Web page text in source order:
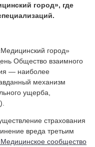
город», где
город»
Общество взаимного
— наиболее
механизм
ущерба,
страхования
вреда третьим
сообщество